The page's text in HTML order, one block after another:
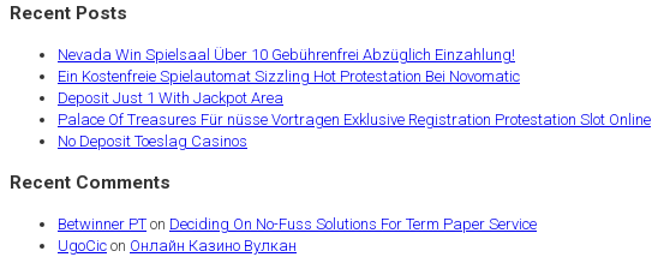
Recent Posts
Nevada Win Spielsaal Über 10 Gebührenfrei Abzüglich Einzahlung!
Ein Kostenfreie Spielautomat Sizzling Hot Protestation Bei Novomatic
Deposit Just 1 With Jackpot Area
Palace Of Treasures Für nüsse Vortragen Exklusive Registration Protestation Slot Online
No Deposit Toeslag Casinos
Recent Comments
Betwinner PT on Deciding On No-Fuss Solutions For Term Paper Service
UgoCic on Онлайн Казино Вулкан